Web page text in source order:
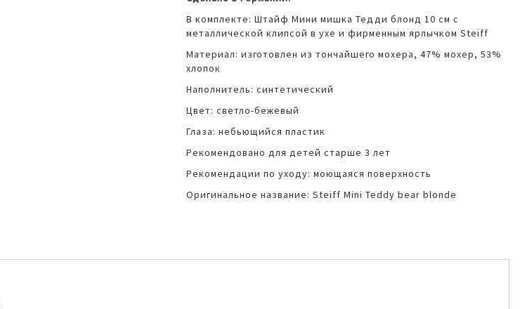
В комплекте: Штайф Мини мишка Тедди блонд 10 см с
металлической клипсой в ухе и фирменным ярлычком Steiff
Материал: изготовлен из тончайшего мохера, 47% мохер, 53%
хлопок
Наполнитель: синтетический
Цвет: светло-бежевый
Глаза: небьющийся пластик
Рекомендовано для детей старше 3 лет
Рекомендации по уходу: моющаяся поверхность
Оригинальное название: Steiff Mini Teddy bear blonde